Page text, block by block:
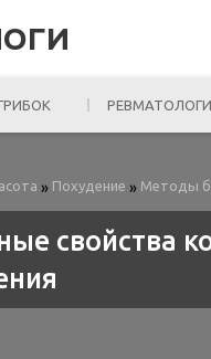
» Похудение » Методы
свойства